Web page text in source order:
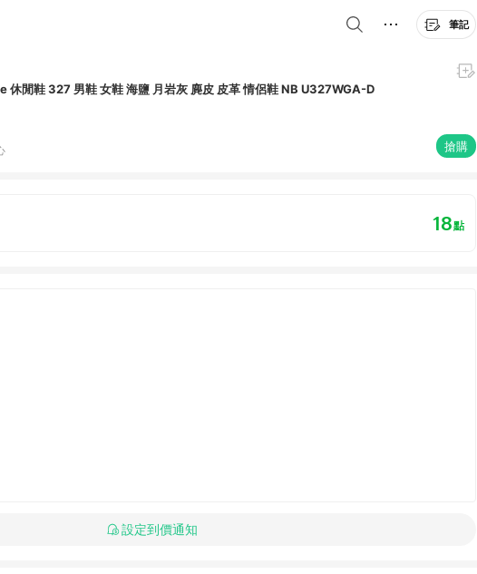
筆記
休閒鞋 327 男鞋 女鞋 海鹽 月岩灰 麂皮 皮革 情侶鞋 NB U327WGA-D
搶購
18點
設定到價通知